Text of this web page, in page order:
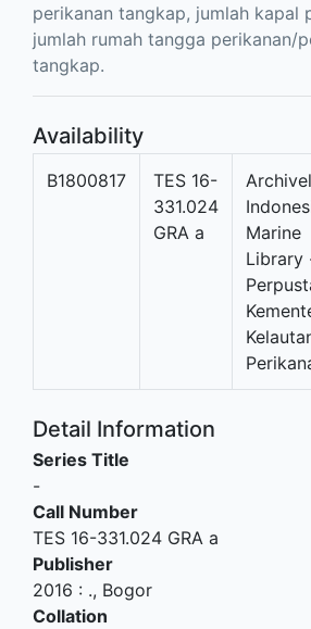
perikanan tangkap, jumlah kapal
jumlah rumah tangga perikanan/
tangkap.
Availability
B1800817
TES 16-
331.024
GRA a
Marine
Library
Detail Information
Series Title
-
Call Number
TES 16-331.024 GRA a
Publisher
2016 : ., Bogor
Collation